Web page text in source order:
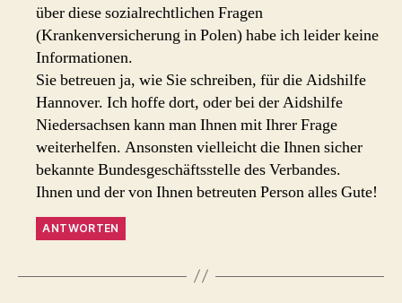
über diese sozialrechtlichen Fragen
(Krankenversicherung in Polen) habe ich leider keine
Informationen.
Sie betreuen ja, wie Sie schreiben, für die Aidshilfe
Hannover. Ich hoffe dort, oder bei der Aidshilfe
Niedersachsen kann man Ihnen mit Ihrer Frage
weiterhelfen. Ansonsten vielleicht die Ihnen sicher
bekannte Bundesgeschäftsstelle des Verbandes.
Ihnen und der von Ihnen betreuten Person alles Gute!
ANTWORTEN